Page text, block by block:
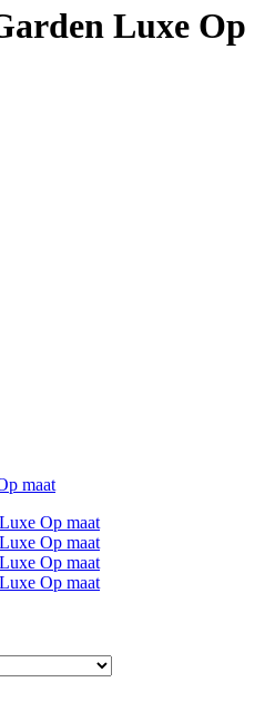
Luxe Op